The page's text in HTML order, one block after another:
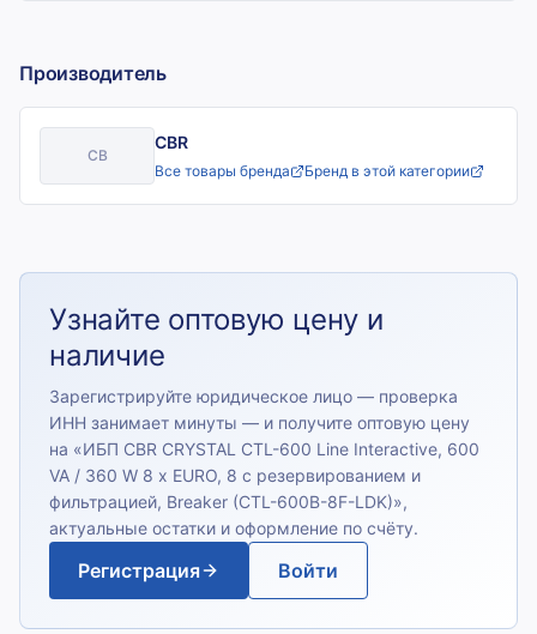
Производитель
CB
CBR
Все товары бренда Бренд в этой категории
Узнайте оптовую цену и
наличие
Зарегистрируйте юридическое лицо — проверка
ИНН занимает минуты — и получите оптовую цену
на «ИБП CBR CRYSTAL CTL-600 Line Interactive, 600
VA / 360 W 8 x EURO, 8 с резервированием и
фильтрацией, Breaker (CTL-600B-8F-LDK)»,
актуальные остатки и оформление по счёту.
Регистрация Войти